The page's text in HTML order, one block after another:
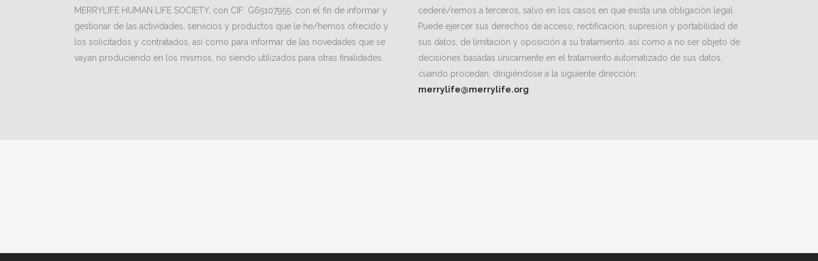
MERRYLIFE HUMAN LIFE SOCIETY, con CIF: G65107955. con el fin de informar y
gestionar de las actividades, servicios y productos que le he/hemos ofrecido y
los solicitados y contratados, así como para informar de las novedades que se
vayan produciendo en los mismos, no siendo utilizados para otras finalidades.
cederé/remos a terceros, salvo en los casos en que exista una obligación legal.
Puede ejercer sus derechos de acceso, rectificación, supresión y portabilidad de
sus datos, de limitación y oposición a su tratamiento, así como a no ser objeto de
decisiones basadas únicamente en el tratamiento automatizado de sus datos,
cuando procedan, dirigiéndose a la siguiente dirección:
merrylife@merrylife.org